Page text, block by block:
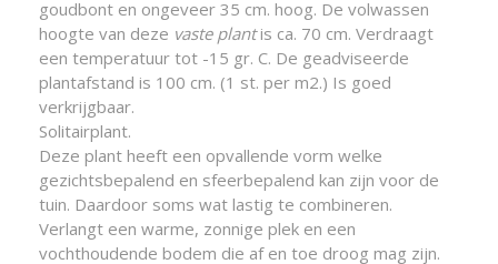
goudbont en ongeveer 35 cm. hoog. De volwassen
hoogte van deze vaste plantis ca. 70 cm. Verdraagt
een temperatuur tot -15 gr. C. De geadviseerde
plantafstand is 100 cm. (1 st. per m2.) Is goed
verkrijgbaar.
Solitairplant.
Deze plant heeft een opvallende vorm welke
gezichtsbepalend en sfeerbepalend kan zijn voor de
tuin. Daardoor soms wat lastig te combineren.
Verlangt een warme, zonnige plek en een
vochthoudende bodem die af en toe droog mag zijn.